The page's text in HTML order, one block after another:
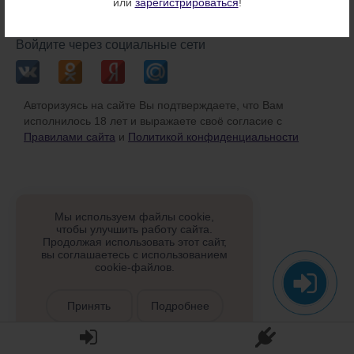
Войдите через социальные сети
Авторизуясь на сайте Вы подтверждаете, что Вам
исполнилось 18 лет и выражаете своё согласие с
Правилами сайта и Политикой конфиденциальности
Мы используем файлы cookie,
чтобы улучшить работу сайта.
Продолжая использовать этот сайт,
вы соглашаетесь с использованием
cookie-файлов.
Принять Подробнее